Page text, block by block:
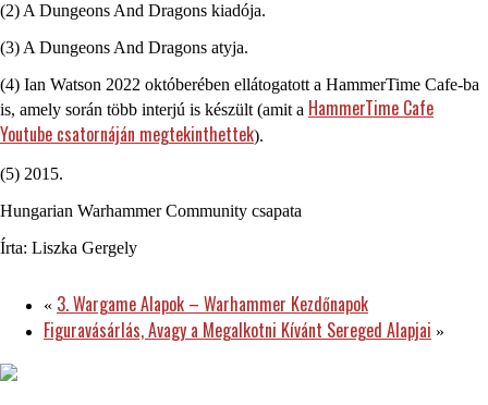
(2) A Dungeons And Dragons kiadója.
(3) A Dungeons And Dragons atyja.
(4) Ian Watson 2022 októberében ellátogatott a HammerTime Cafe-ba
is, amely során több interjú is készült (amit a HammerTime Cafe
Youtube csatornáján megtekinthettek).
(5) 2015.
Hungarian Warhammer Community csapata
Írta: Liszka Gergely
« 3. Wargame Alapok – Warhammer Kezdőnapok
Figuravásárlás, Avagy a Megalkotni Kívánt Sereged Alapjai »